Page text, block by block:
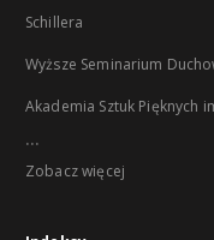
Schillera
Wyższe Seminarium
Akademia Sztuk Pięknych
...
Zobacz więcej